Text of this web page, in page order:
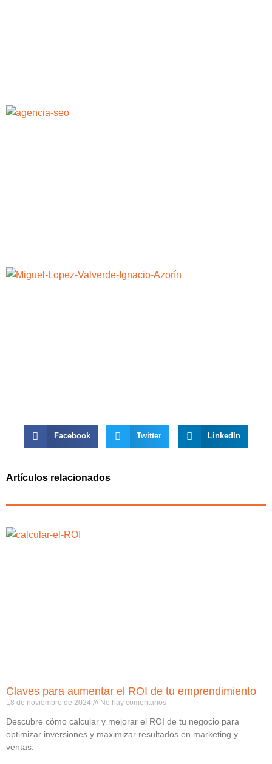
Facebook Twitter LinkedIn
Artículos relacionados
Claves para aumentar el ROI de tu emprendimiento
18 de noviembre de 2024 No hay comentarios
Descubre cómo calcular y mejorar el ROI de tu negocio para
optimizar inversiones y maximizar resultados en marketing y
ventas.